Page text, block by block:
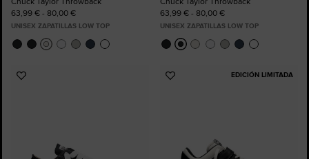
63,99 € - 80,00 €
UNISEX ZAPATILLAS LOW TOP
63,99 € - 80,00 €
UNISEX ZAPATILLAS LOW TOP
Añadir
EDICIÓN LIMITADA
Añadir